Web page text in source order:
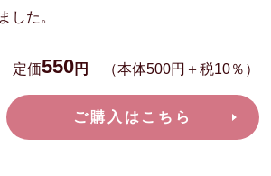
した。
定価550円 （本体500円＋税10％）
ご購入はこちら